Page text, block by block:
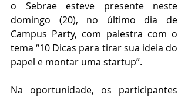
o Sebrae esteve presente neste
domingo (20), no último dia de
Campus Party, com palestra com o
tema “10 Dicas para tirar sua ideia do
papel e montar uma startup”.
Na oportunidade, os participantes